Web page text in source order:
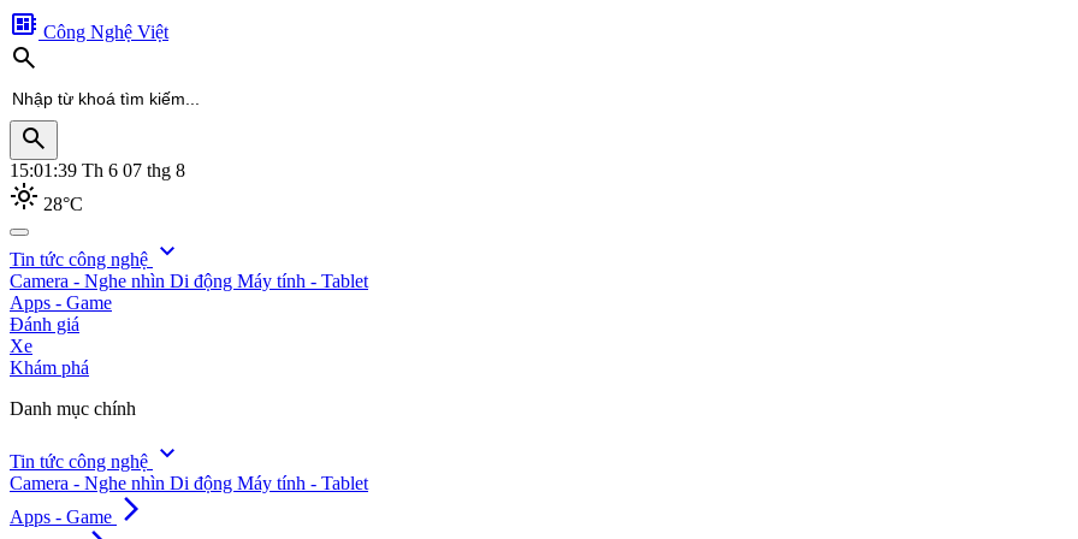
developer_board Công Nghệ Việt
search
search
15:01:41 Th 6 07 thg 8
light_mode 28°C
search
Tin tức công nghệ expand_more
Camera - Nghe nhìn Di động Máy tính - Tablet
Apps - Game
Đánh giá
Xe
Khám phá
Danh mục chính
Tin tức công nghệ expand_more
Camera - Nghe nhìn Di động Máy tính - Tablet
Apps - Game arrow_forward_ios